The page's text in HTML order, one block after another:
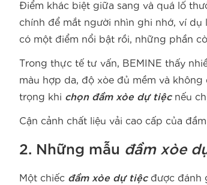
Điểm khác biệt giữa sang và quá lố
chính để mắt người nhìn ghi nhớ, ví dụ
có một điểm nổi bật rồi, những phần
Trong thực tế tư vấn, BEMINE thấy
màu hợp da, độ xòe đủ mềm và
trọng khi chọn đầm xòe dự tiệcnếu
Cận cảnh chất liệu vải cao cấp của
2. Những mẫu đầm xòe
Một chiếc đầm xòe dự tiệcđược đánh